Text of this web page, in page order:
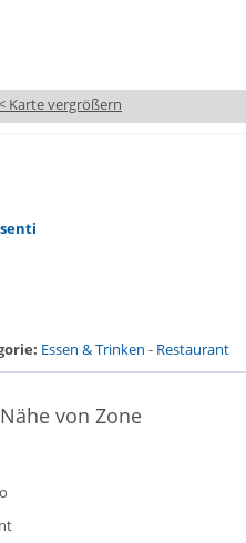
Karte vergrößern
Essen & Trinken - Restaurant
von Zone